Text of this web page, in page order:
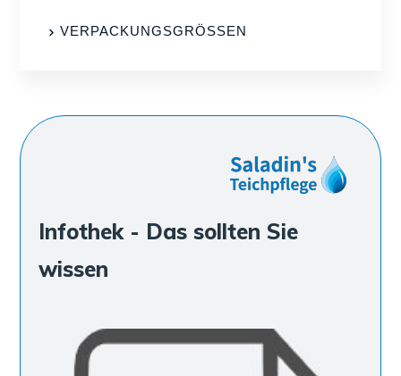
VERPACKUNGSGRÖSSEN
Infothek - Das sollten Sie
wissen